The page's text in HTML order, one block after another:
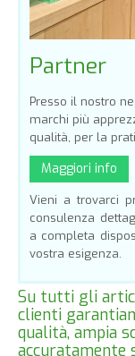
Partner
Presso il nostro
marchi più
qualità, per la
Maggiori info
Vieni a trovarci
consulenza
a completa
vostra esigenza.
Su tutti gli
clienti
qualità, ampia
accuratamente